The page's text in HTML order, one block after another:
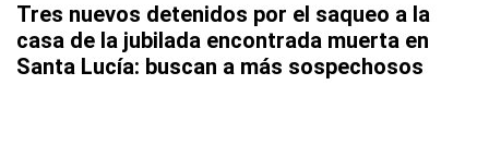
Tres nuevos detenidos por el saqueo a la
casa de la jubilada encontrada muerta en
Santa Lucía: buscan a más sospechosos